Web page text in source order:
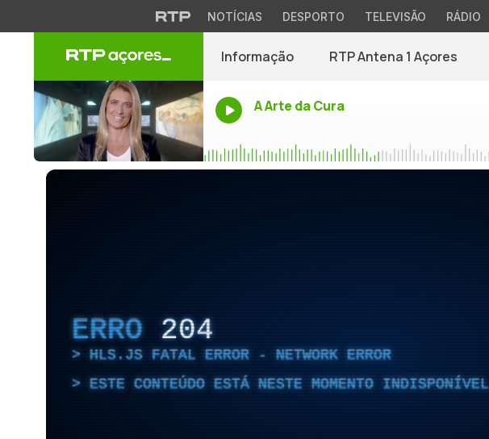
NOTÍCIAS DESPORTO TELEVISÃO RÁDIO
Informação RTP Antena 1 Açores
A Arte da Cura
ERRO 204
HLS.JS FATAL ERROR - NETWORK ERROR
ESTE CONTEÚDO ESTÁ NESTE MOMENTO INDISPONÍVEL